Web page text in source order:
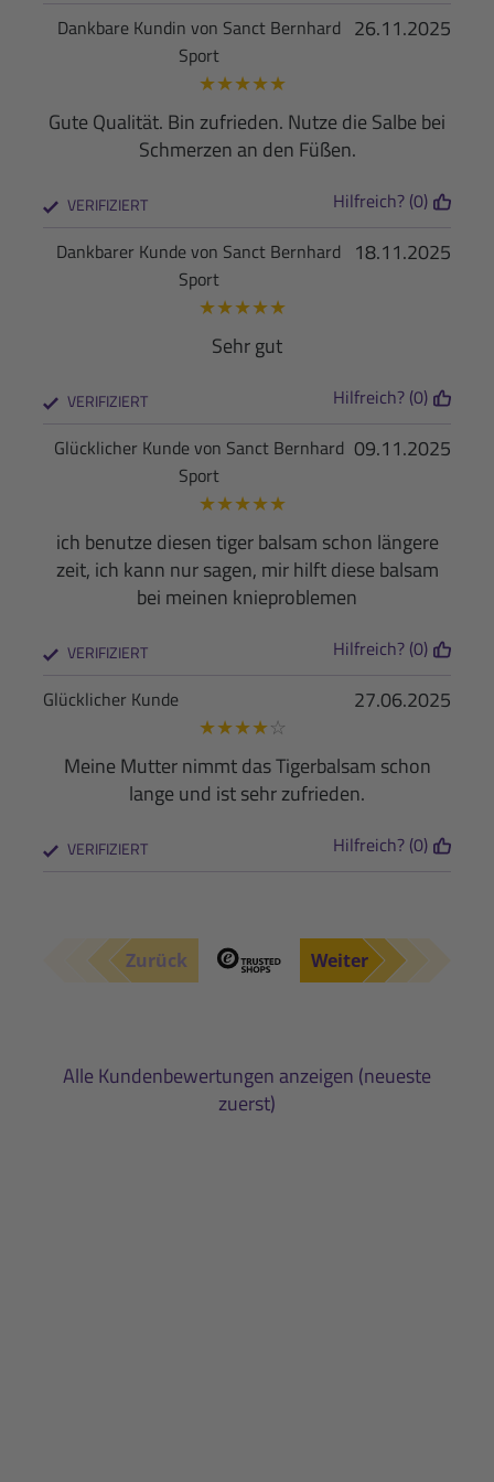
26.11.2025
Dankbare Kundin von Sanct Bernhard
Sport
★★★★★
Gute Qualität. Bin zufrieden. Nutze die Salbe bei
Schmerzen an den Füßen.
VERIFIZIERT Hilfreich? (0)
18.11.2025
Dankbarer Kunde von Sanct Bernhard
Sport
★★★★★
Sehr gut
VERIFIZIERT Hilfreich? (0)
09.11.2025
Glücklicher Kunde von Sanct Bernhard
Sport
★★★★★
ich benutze diesen tiger balsam schon längere
zeit, ich kann nur sagen, mir hilft diese balsam
bei meinen knieproblemen
VERIFIZIERT Hilfreich? (0)
27.06.2025
Glücklicher Kunde
★★★★☆
Meine Mutter nimmt das Tigerbalsam schon
lange und ist sehr zufrieden.
VERIFIZIERT Hilfreich? (0)
Zurück Weiter
Alle Kundenbewertungen anzeigen (neueste
zuerst)